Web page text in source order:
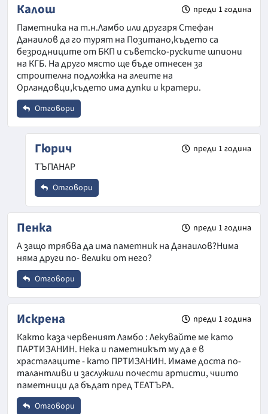
Email
Коментар*
Откажи
Калош преди 1 година
Паметника на т.н.Ламбо или другаря Стефан
Данаилов да го турят на Позитано,където са
безродниците от БКП и съветско-руските шпиони
на КГБ. На друго място ще бъде отнесен за
строителна подложка на алеите на
Орландовци,където има дупки и кратери.
Отговори
Име
Email
Коментар
Откажи
Гюрич преди 1 година
ТЪПАНАР
Отговори
Email
Коментар
Пенка преди 1 година
А защо трябва да има паметник на Данаилов?Нима
няма други по- велики от него?
Отговори
Име
Email
Коментар*
Искрена преди 1 година
Както каза червеният Ламбо : Лекувайте ме като
ПАРТИЗАНИН. Нека и паметникът му да е в
храсталаците - като ПРТИЗАНИН. Имаме доста по-
талантливи и заслужили почести артисти, чиито
паметници да бъдат пред ТЕАТЪРА.
Отговори